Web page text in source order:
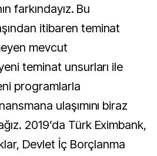
farkındayız. Bu
itibaren teminat
mevcut
teminat unsurları ile
programlarla
ulaşımını biraz
2019’da Türk Eximbank,
Devlet İç Borçlanma